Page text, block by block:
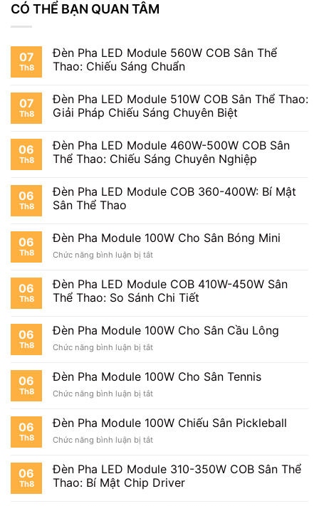
CÓ THỂ BẠN QUAN TÂM
07
Th8
Đèn Pha LED Module 560W COB Sân Thể
Thao: Chiếu Sáng Chuẩn
07
Th8
Đèn Pha LED Module 510W COB Sân Thể Thao:
Giải Pháp Chiếu Sáng Chuyên Biệt
06
Th8
Đèn Pha LED Module 460W-500W COB Sân
Thể Thao: Chiếu Sáng Chuyên Nghiệp
06
Th8
Đèn Pha LED Module COB 360-400W: Bí Mật
Sân Thể Thao
06
Th8
Đèn Pha Module 100W Cho Sân Bóng Mini
Chức năng bình luận bị tắtở
Pha
Module
100W
Sân
Mini
06
Th8
Đèn Pha LED Module COB 410W-450W Sân
Thể Thao: So Sánh Chi Tiết
06
Th8
Đèn Pha Module 100W Cho Sân Cầu Lông
Chức năng bình luận bị tắtở
Pha
Module
100W
Sân
Lông
06
Th8
Đèn Pha Module 100W Cho Sân Tennis
Chức năng bình luận bị tắtở
Pha
Module
100W
Sân
Tennis
06
Th8
Đèn Pha Module 100W Chiếu Sân Pickleball
Chức năng bình luận bị tắtở
Pha
Module
100W
06
Th8
Đèn Pha LED Module 310-350W COB Sân Thể
Thao: Bí Mật Chip Driver